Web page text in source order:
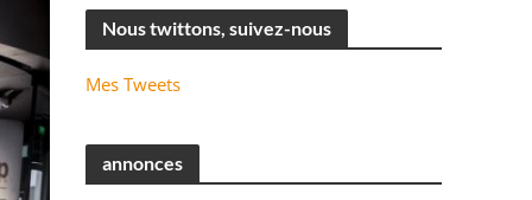
Nous twittons, suivez-nous
Mes Tweets
annonces